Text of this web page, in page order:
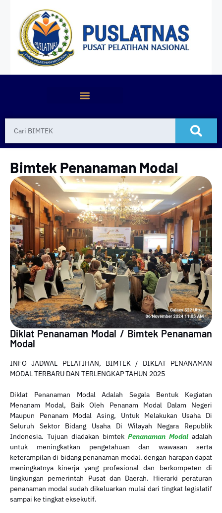
Bimtek Penanaman Modal
Diklat Penanaman Modal / Bimtek Penanaman
Modal
INFO JADWAL PELATIHAN, BIMTEK / DIKLAT PENANAMAN
MODAL TERBARU DAN TERLENGKAP TAHUN 2025
Diklat Penanaman Modal Adalah Segala Bentuk Kegiatan
Menanam Modal, Baik Oleh Penanam Modal Dalam Negeri
Maupun Penanam Modal Asing, Untuk Melakukan Usaha Di
Seluruh Sektor Bidang Usaha Di Wilayah Negara Republik
Indonesia. Tujuan diadakan bimtek Penanaman Modal adalah
untuk meningkatkan pengetahuan dan wawasan serta
keterampilan di bidang penanaman modal. dengan harapan dapat
meningkatnya kinerja yang profesional dan berkompeten di
lingkungan pemerintah Pusat dan Daerah. Hierarki peraturan
penanaman modal sudah dikeluarkan mulai dari tingkat legislatif
sampai ke tingkat eksekutif.